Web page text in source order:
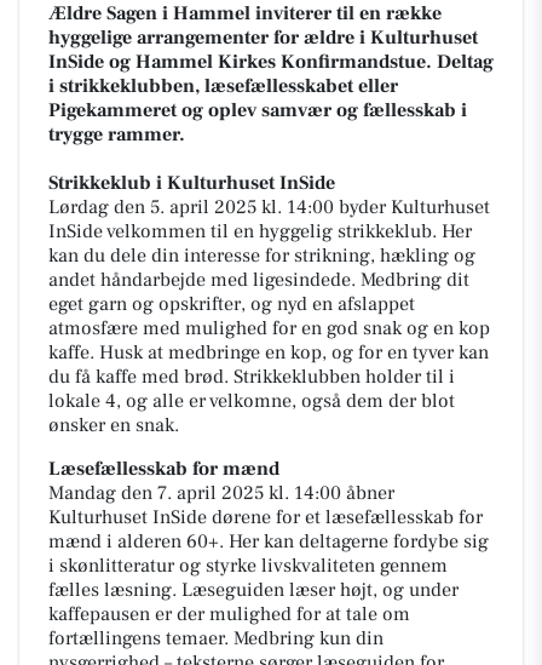
Ældre Sagen i Hammel inviterer til en række
hyggelige arrangementer for ældre i Kulturhuset
InSide og Hammel Kirkes Konfirmandstue. Deltag
i strikkeklubben, læsefællesskabet eller
Pigekammeret og oplev samvær og fællesskab i
trygge rammer.
Strikkeklub i Kulturhuset InSide
Lørdag den 5. april 2025 kl. 14:00 byder Kulturhuset
InSide velkommen til en hyggelig strikkeklub. Her
kan du dele din interesse for strikning, hækling og
andet håndarbejde med ligesindede. Medbring dit
eget garn og opskrifter, og nyd en afslappet
atmosfære med mulighed for en god snak og en kop
kaffe. Husk at medbringe en kop, og for en tyver kan
du få kaffe med brød. Strikkeklubben holder til i
lokale 4, og alle er velkomne, også dem der blot
ønsker en snak.
Læsefællesskab for mænd
Mandag den 7. april 2025 kl. 14:00 åbner
Kulturhuset InSide dørene for et læsefællesskab for
mænd i alderen 60+. Her kan deltagerne fordybe sig
i skønlitteratur og styrke livskvaliteten gennem
fælles læsning. Læseguiden læser højt, og under
kaffepausen er der mulighed for at tale om
fortællingens temaer. Medbring kun din